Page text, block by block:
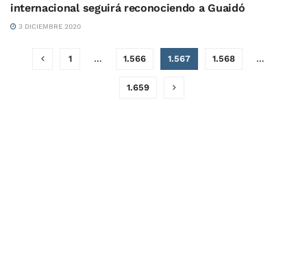
internacional seguirá reconociendo a Guaidó
3 DICIEMBRE 2020
1 … 1.566 1.567 1.568 …
1.659